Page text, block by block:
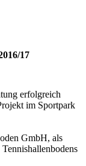
17
erfolgreich
im Sportpark
GmbH, als